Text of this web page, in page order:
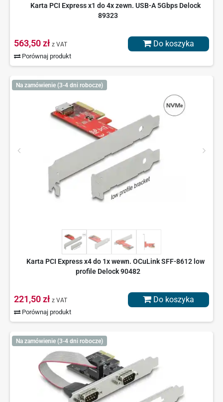
Karta PCI Express x1 do 4x zewn. USB-A 5Gbps Delock
89323
563,50 zł z VAT
Porównaj produkt
Do koszyka
Na zamówienie (3-4 dni robocze)
Karta PCI Express x4 do 1x wewn. OCuLink SFF-8612 low
profile Delock 90482
221,50 zł z VAT
Porównaj produkt
Do koszyka
Na zamówienie (3-4 dni robocze)